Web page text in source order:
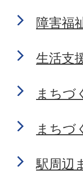
障害福
生活支
まちづ
まちづ
駅周辺